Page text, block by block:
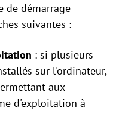
de démarrage
suivantes :
: si plusieurs
sur l'ordinateur,
aux
d'exploitation à